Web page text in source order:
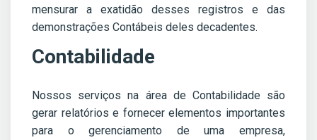
mensurar a exatidão desses registros e das
demonstrações Contábeis deles decadentes.
Contabilidade
Nossos serviços na área de Contabilidade são
gerar relatórios e fornecer elementos importantes
para o gerenciamento de uma empresa,